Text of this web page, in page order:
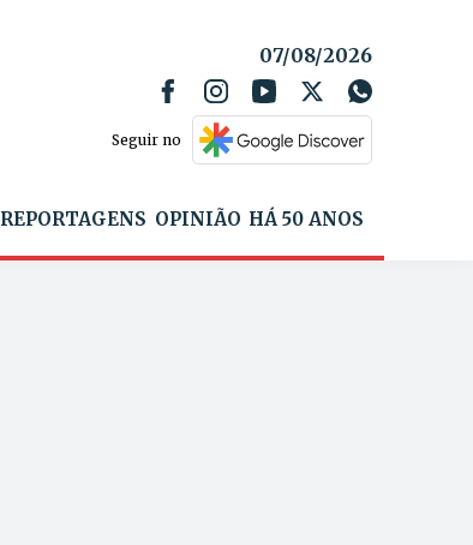
07/08/2026
Seguir no
REPORTAGENS OPINIÃO HÁ 50 ANOS